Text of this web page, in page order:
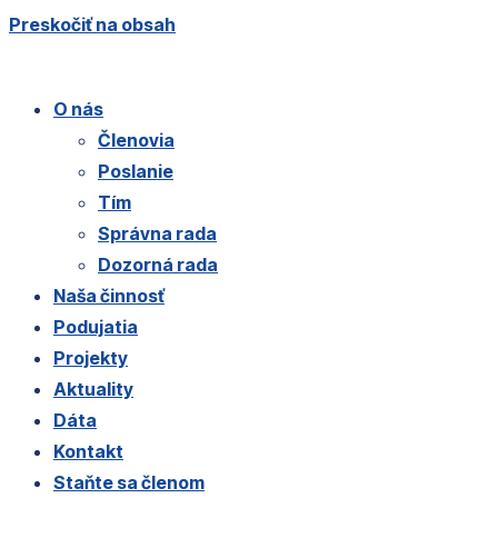
Preskočiť na obsah
O nás
Členovia
Poslanie
Tím
Správna rada
Dozorná rada
Naša činnosť
Podujatia
Projekty
Aktuality
Dáta
Kontakt
Staňte sa členom